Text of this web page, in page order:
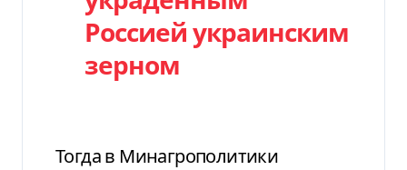
Россией украинским
зерном
Тогда в Минагрополитики